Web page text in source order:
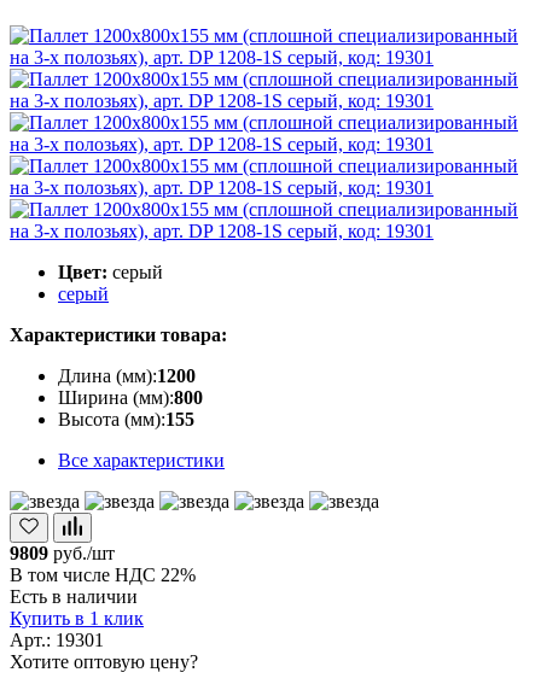
Цвет: серый
серый
Характеристики товара:
Длина (мм):1200
Ширина (мм):800
Высота (мм):155
Все характеристики
9809 руб./шт
В том числе НДС 22%
Есть в наличии
Купить в 1 клик
Арт.: 19301
Хотите оптовую цену?